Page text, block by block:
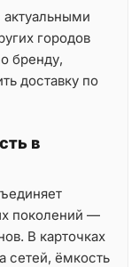
городов
бренду,
доставку по
в
поколений —
В карточках
сетей, ёмкость